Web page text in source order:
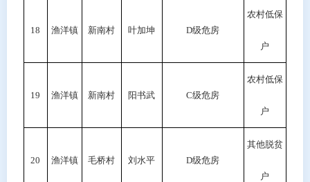
18 渔洋镇 新南村 叶加坤 D级危房
农村低保
户
19 渔洋镇 新南村 阳书武 C级危房
农村低保
户
20 渔洋镇 毛桥村 刘水平 D级危房
其他脱贫
户